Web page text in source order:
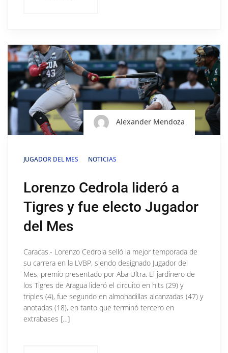
Alexander Mendoza
JUGADOR DEL MES NOTICIAS
Lorenzo Cedrola lideró a
Tigres y fue electo Jugador
del Mes
Caracas.- Lorenzo Cedrola selló la mejor temporada de
su carrera en la LVBP, siendo designado Jugador del
Mes, premio presentado por Aba Ultra. El jardinero de
los Tigres de Aragua lideró el circuito en hits (29) y
triples (4), fue segundo en almohadillas alcanzadas (47) y
anotadas (18), en tanto que terminó tercero en
extrabases […]